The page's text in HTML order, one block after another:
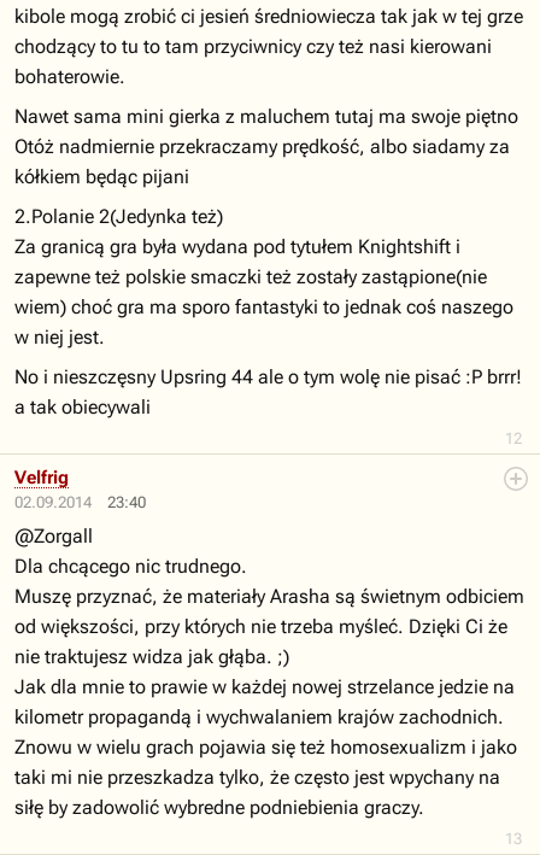
12
kibole mogą zrobić ci jesień średniowiecza tak jak w tej grze
chodzący to tu to tam przyciwnicy czy też nasi kierowani
bohaterowie.
Nawet sama mini gierka z maluchem tutaj ma swoje piętno
Otóż nadmiernie przekraczamy prędkość, albo siadamy za
kółkiem będąc pijani
2.Polanie 2(Jedynka też)
Za granicą gra była wydana pod tytułem Knightshift i
zapewne też polskie smaczki też zostały zastąpione(nie
wiem) choć gra ma sporo fantastyki to jednak coś naszego
w niej jest.
No i nieszczęsny Upsring 44 ale o tym wolę nie pisać :P brrr!
a tak obiecywali
02.09.2014 23:40
13
Velfrig
@Zorgall
Dla chcącego nic trudnego.
Muszę przyznać, że materiały Arasha są świetnym odbiciem
od większości, przy których nie trzeba myśleć. Dzięki Ci że
nie traktujesz widza jak głąba. ;)
Jak dla mnie to prawie w każdej nowej strzelance jedzie na
kilometr propagandą i wychwalaniem krajów zachodnich.
Znowu w wielu grach pojawia się też homosexualizm i jako
taki mi nie przeszkadza tylko, że często jest wpychany na
siłę by zadowolić wybredne podniebienia graczy.